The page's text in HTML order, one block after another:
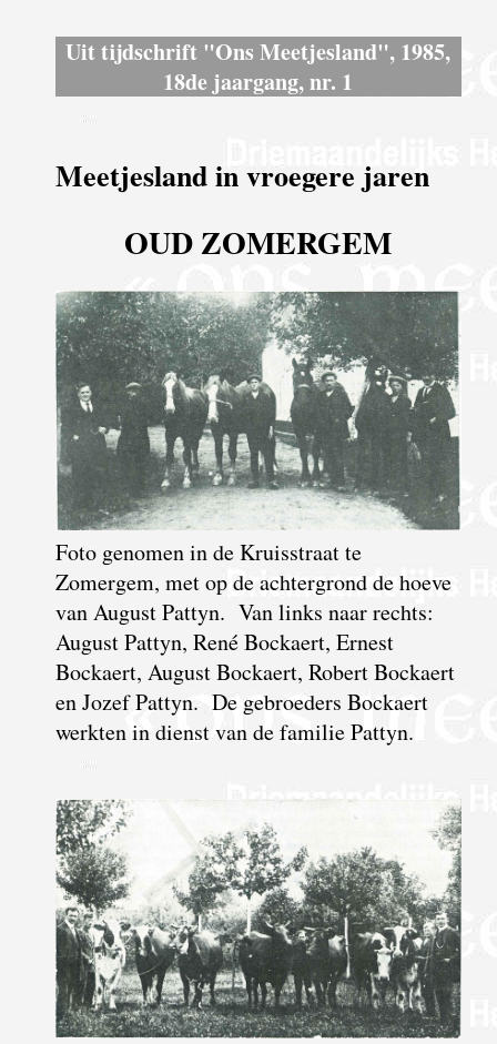
Uit tijdschrift "Ons Meetjesland", 1985,
18de jaargang, nr. 1
Meetjesland in vroegere jaren
OUD ZOMERGEM
Foto genomen in de Kruisstraat te
Zomergem, met op de achtergrond de hoeve
van August Pattyn. Van links naar rechts:
August Pattyn, René Bockaert, Ernest
Bockaert, August Bockaert, Robert Bockaert
en Jozef Pattyn. De gebroeders Bockaert
werkten in dienst van de familie Pattyn.